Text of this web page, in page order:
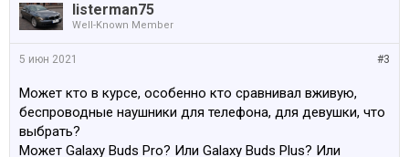
listerman75
Well-Known Member
#3
5 июн 2021
Может кто в курсе, особенно кто сравнивал вживую,
беспроводные наушники для телефона, для девушки, что
выбрать?
Может Galaxy Buds Pro? Или Galaxy Buds Plus? Или